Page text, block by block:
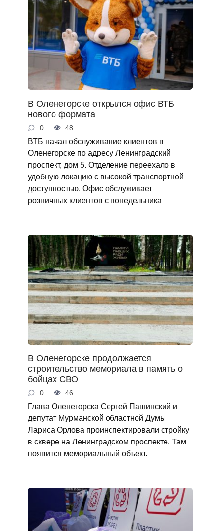
В Оленегорске открылся офис ВТБ
нового формата
0 48
ВТБ начал обслуживание клиентов в
Оленегорске по адресу Ленинградский
проспект, дом 5. Отделение переехало в
удобную локацию с высокой транспортной
доступностью. Офис обслуживает
розничных клиентов с понедельника
В Оленегорске продолжается
строительство мемориала в память о
бойцах СВО
0 46
Глава Оленегорска Сергей Пашинский и
депутат Мурманской областной Думы
Лариса Орлова проинспектировали стройку
в сквере на Ленинградском проспекте. Там
появится мемориальный объект.